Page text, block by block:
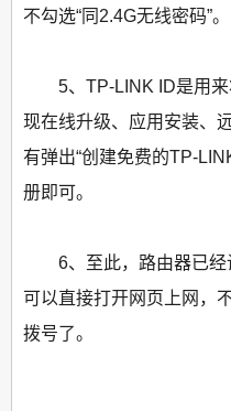
不勾选“同2.4G无线密码”。
5、TP-LINK ID是用来
现在线升级、应用安装、
有弹出“创建免费的TP-
册即可。
6、至此，路由器已经
可以直接打开网页上网，
拨号了。